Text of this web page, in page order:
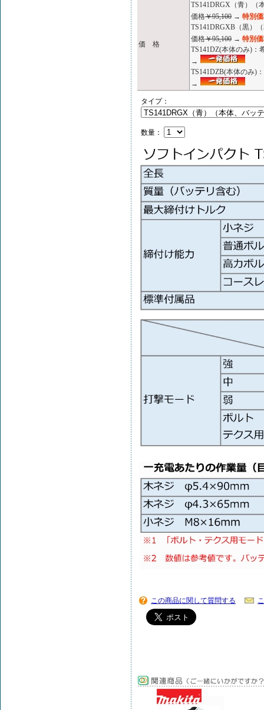
価 格
TS141DRGX（青）（
価格￥95,100 → 特別
TS141DRGXB（黒）
価格￥95,100 → 特別
TS141DZ(本体のみ)：
→
TS141DZB(本体のみ)
→
タイプ：
数量：
この商品に関して質問する